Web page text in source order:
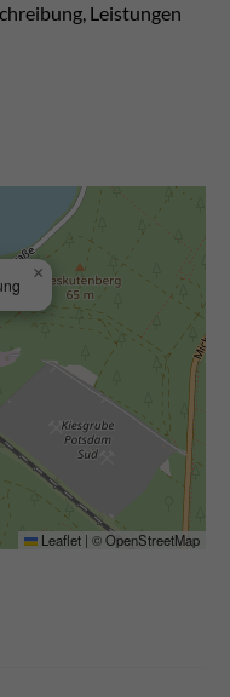
Leistungen
×
Leaflet | ©OpenStreetMap